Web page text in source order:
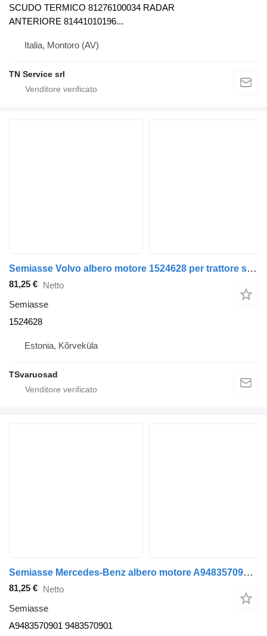
SCUDO TERMICO 81276100034 RADAR
ANTERIORE 81441010196...
Italia, Montoro (AV)
TN Service srl
Semiasse Volvo albero motore 1524628 per trattore stradale Volvo FH12
81,25 € Netto
Semiasse
1524628
Estonia, Kõrveküla
TSvaruosad
Semiasse Mercedes-Benz albero motore A9483570901 per trattore stradale Mercedes-Benz Actros
81,25 € Netto
Semiasse
A9483570901 9483570901